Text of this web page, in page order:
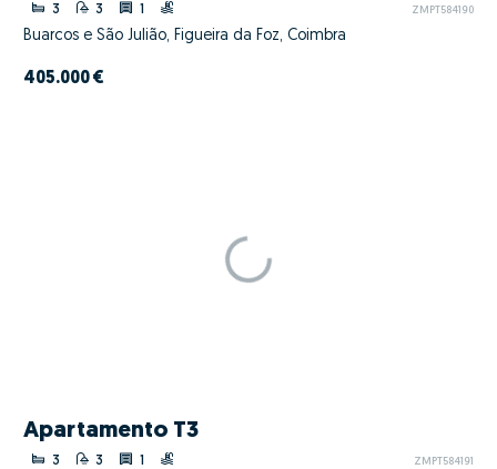
3 3 1 ZMPT584190
Buarcos e São Julião, Figueira da Foz, Coimbra
405.000 €
Apartamento T3
3 3 1 ZMPT584191